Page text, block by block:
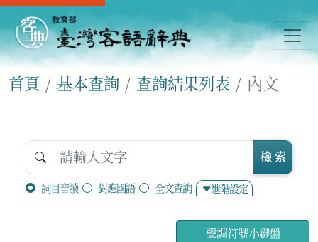
首頁 基本查詢 查詢結果列表 內文
詞目音讀 對應國語 全文查詢 進階設定
檢 索
聲調符號小鍵盤